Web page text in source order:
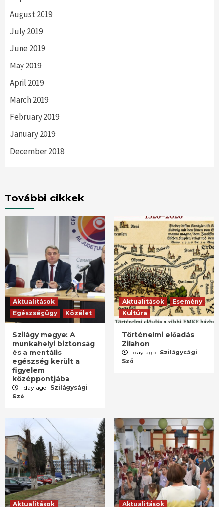
August 2019
July 2019
June 2019
May 2019
April 2019
March 2019
February 2019
January 2019
December 2018
További cikkek
Aktualitások
Egészségügy
Közélet
Szilágy megye: A
munkahelyi biztonság
és a mentális
egészség került a
figyelem
középpontjába
1 day ago Szilágysági
Szó
Aktualitások
Esemény
Kultúra
Történelmi előadás
Zilahon
1 day ago Szilágysági
Szó
Aktualitások Aktualitások